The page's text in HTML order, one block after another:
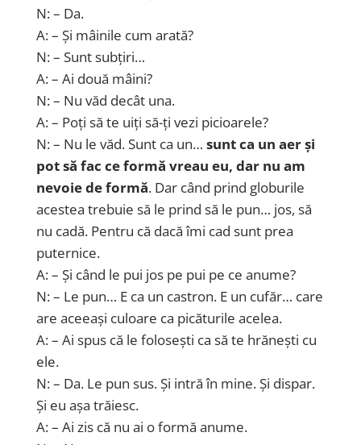
N: – Da.
A: – Și mâinile cum arată?
N: – Sunt subțiri…
A: – Ai două mâini?
N: – Nu văd decât una.
A: – Poți să te uiți să-ți vezi picioarele?
N: – Nu le văd. Sunt ca un… sunt ca un aer și
pot să fac ce formă vreau eu, dar nu am
nevoie de formă. Dar când prind globurile
acestea trebuie să le prind să le pun… jos, să
nu cadă. Pentru că dacă îmi cad sunt prea
puternice.
A: – Și când le pui jos pe pui pe ce anume?
N: – Le pun… E ca un castron. E un cufăr… care
are aceeași culoare ca picăturile acelea.
A: – Ai spus că le folosești ca să te hrănești cu
ele.
N: – Da. Le pun sus. Și intră în mine. Și dispar.
Și eu așa trăiesc.
A: – Ai zis că nu ai o formă anume.